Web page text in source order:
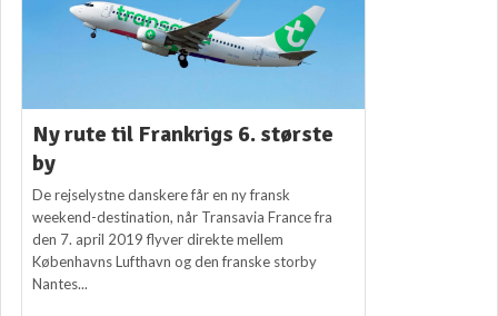
Ny rute til Frankrigs 6. største
by
De rejselystne danskere får en ny fransk
weekend-destination, når Transavia France fra
den 7. april 2019 flyver direkte mellem
Københavns Lufthavn og den franske storby
Nantes...